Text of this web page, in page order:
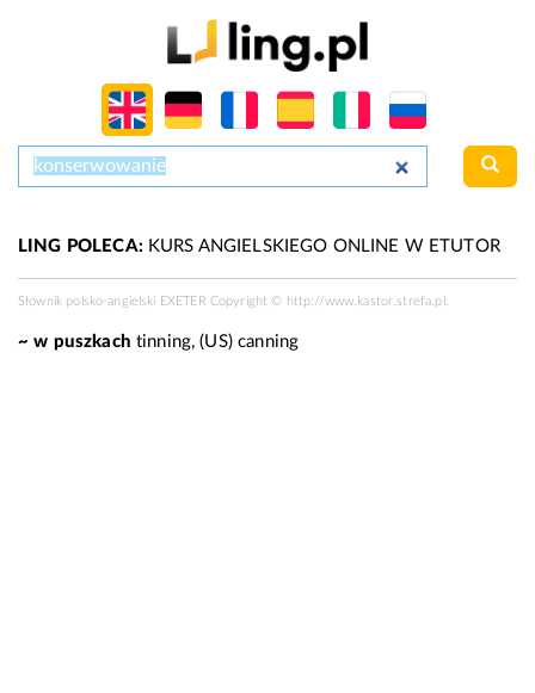
LING POLECA:KURS ANGIELSKIEGO ONLINE W ETUTOR
Słownik polsko-angielski EXETER Copyright © http://www.kastor.strefa.pl .
~ w puszkach tinning,(US)canning